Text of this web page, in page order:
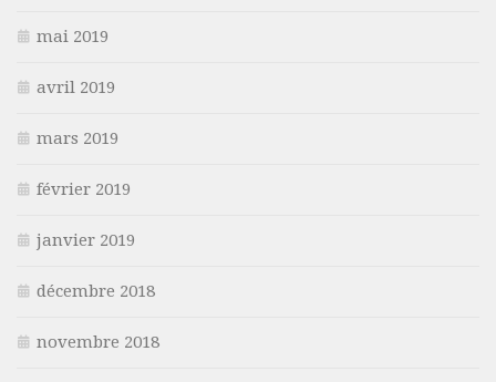
mai 2019
avril 2019
mars 2019
février 2019
janvier 2019
décembre 2018
novembre 2018